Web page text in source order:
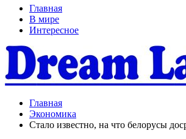
Главная
В мире
Интересное
Главная
Экономика
Стало известно, на что белорусы